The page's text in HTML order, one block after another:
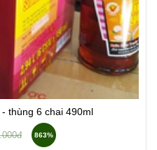
thùng 6 chai 490ml
863%